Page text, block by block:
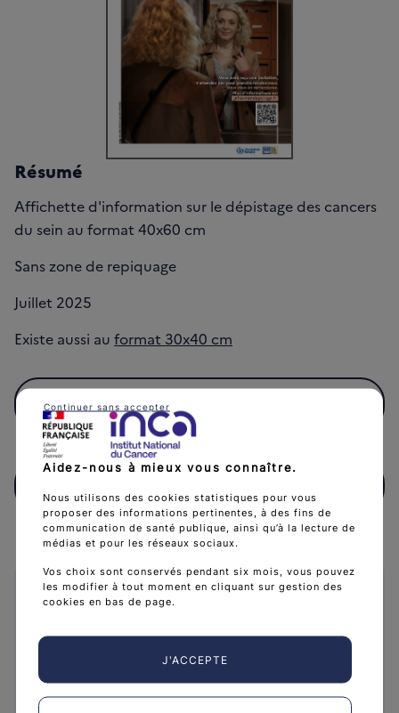
Résumé
Affichette d'information sur le dépistage des cancers
du sein au format 40x60 cm
Sans zone de repiquage
Juillet 2025
Existe aussi au format 30x40 cm
Télécharger(8 MB)
Télécharger Affiche Sein Femme1_40x60_AFFSEINA4025
Caractéristiques
Tous publics
Date de publication :31 juillet 2025
Aidez-nous à mieux vous connaître.
Nous utilisons des cookies statistiques pour vous
proposer des informations pertinentes, à des fins de
communication de santé publique, ainsi qu’à la lecture de
médias et pour les réseaux sociaux.
Vos choix sont conservés pendant six mois, vous pouvez
les modifier à tout moment en cliquant sur gestion des
cookies en bas de page.
J'ACCEPTE
Continuer sans accepter